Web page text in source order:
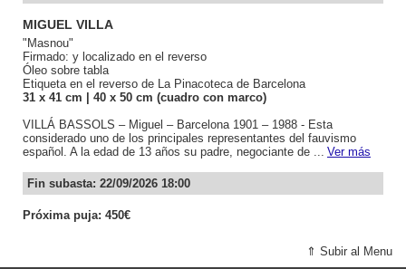
MIGUEL VILLA
"Masnou"
Firmado: y localizado en el reverso
Óleo sobre tabla
Etiqueta en el reverso de La Pinacoteca de Barcelona
31 x 41 cm | 40 x 50 cm (cuadro con marco)
VILLÁ BASSOLS – Miguel – Barcelona 1901 – 1988 - Esta
considerado uno de los principales representantes del fauvismo
español. A la edad de 13 años su padre, negociante de ...
Ver más
Fin subasta: 22/09/2026 18:00
Próxima puja: 450€
⇑ Subir al Menu